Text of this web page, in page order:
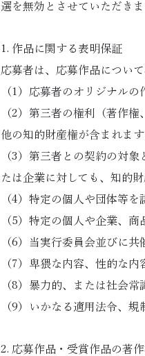
選を無効とさせていただき
1. 作品に関する表明保証
応募者は、応募作品につい
（1）応募者のオリジナルの
（2）第三者の権利（著作
他の知的財産権が含まれま
（3）第三者との契約の対
たは企業に対しても、知的
（4）特定の個人や団体等
（5）特定の個人や企業、
（6）当実行委員会並びに
（7）卑猥な内容、性的な
（8）暴力的、または社会
（9）いかなる適用法令、
2. 応募作品・受賞作品の著